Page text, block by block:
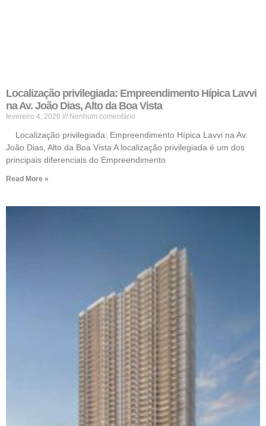
Localização privilegiada: Empreendimento Hípica Lavvi
na Av. João Dias, Alto da Boa Vista
fevereiro 4, 2026 Nenhum comentário
Localização privilegiada: Empreendimento Hípica Lavvi na Av.
João Dias, Alto da Boa Vista A localização privilegiada é um dos
principais diferenciais do Empreendimento
Read More »